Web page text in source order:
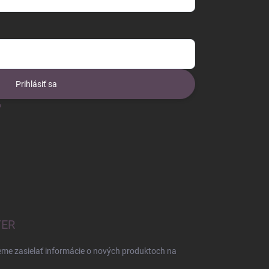
Prihlásiť sa
zasielať informácie o nových produktoch na